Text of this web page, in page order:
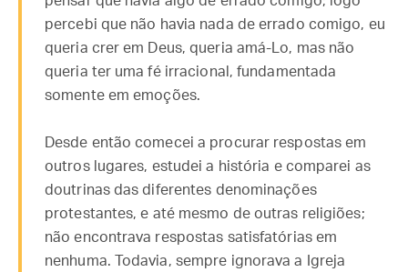
percebi que não havia nada de errado comigo, eu
queria crer em Deus, queria amá-Lo, mas não
queria ter uma fé irracional, fundamentada
somente em emoções.
Desde então comecei a procurar respostas em
outros lugares, estudei a história e comparei as
doutrinas das diferentes denominações
protestantes, e até mesmo de outras religiões;
não encontrava respostas satisfatórias em
nenhuma. Todavia, sempre ignorava a Igreja